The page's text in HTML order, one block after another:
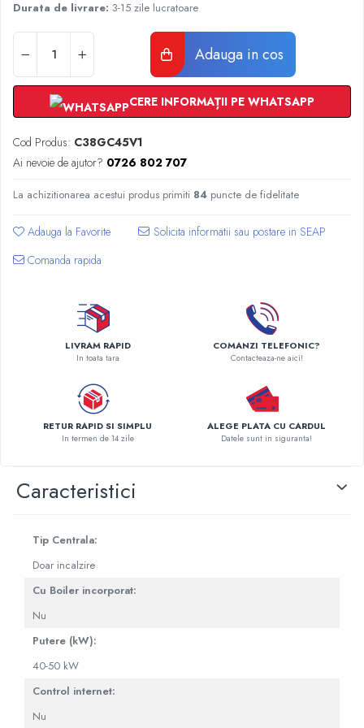
Radiatoare Otel Vogel&Noot
Radiatoare de Baie Purmo Banga
Automatizare Termostate
Detectoare
Termostate centrala ambient
Detectoare de inundatie
Automatizari centrala termica
Stabilizatoare de tensiune
Accesorii panouri solare apa calda
Kituri panouri solare apa calda
Automatizari panouri solare
Teava flexibila inox si fitinguri panouri
Grupuri de pompare panouri solare
Pompe de caldura
Centrale peleti lemn
Durata de livrare: 3-15 zile lucratoare
Adauga in cos
CERE INFORMAȚII PE WHATSAPP
Cod Produs: C38GC45V1
Ai nevoie de ajutor? 0726 802 707
La achizitionarea acestui produs primiti 84 puncte de fidelitate
Adauga la Favorite
Comanda rapida
LIVRAM RAPID
In toata tara
COMANZI TELEFONIC?
Contacteaza-ne aici!
RETUR RAPID SI SIMPLU
In termen de 14 zile
ALEGE PLATA CU CARDUL
Datele sunt in siguranta!
Caracteristici
Tip Centrala:
Doar incalzire
Cu Boiler incorporat:
Nu
Putere (kW):
40-50 kW
Control internet:
Nu